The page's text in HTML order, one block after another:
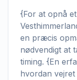
{For at opnå
en præcis
nødvendigt at
timing. {En
hvordan